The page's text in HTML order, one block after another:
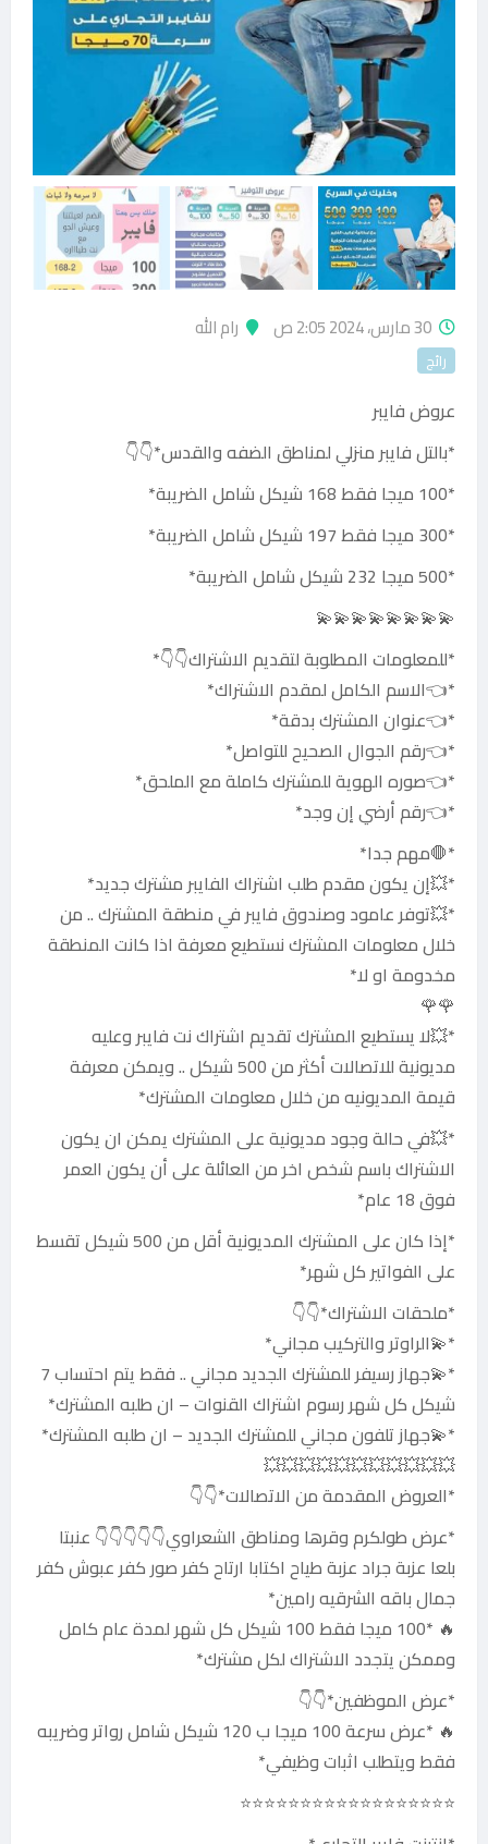
30 مارس، 2024 2:05 ص رام الله
رائج
عروض فايبر
*بالتل فايبر منزلي لمناطق الضفه والقدس*👇👇
*100 ميجا فقط 168 شيكل شامل الضريبة*
*300 ميجا فقط 197 شيكل شامل الضريبة*
*500 ميجا 232 شيكل شامل الضريبة*
💫💫💫💫💫💫💫💫
*للمعلومات المطلوبة لتقديم الاشتراك👇👇*
*👈الاسم الكامل لمقدم الاشتراك*
*👈عنوان المشترك بدقة*
*👈رقم الجوال الصحيح للتواصل*
*👈صوره الهوية للمشترك كاملة مع الملحق*
*👈رقم أرضي إن وجد*
*🛑مهم جدا*
*💥إن يكون مقدم طلب اشتراك الفايبر مشترك جديد*
*💥توفر عامود وصندوق فايبر في منطقة المشترك .. من
خلال معلومات المشترك نستطيع معرفة اذا كانت المنطقة
مخدومة او لا*
🌹🌹
*💥لا يستطيع المشترك تقديم اشتراك نت فايبر وعليه
مديونية للاتصالات أكثر من 500 شيكل .. ويمكن معرفة
قيمة المديونيه من خلال معلومات المشترك*
*💥في حالة وجود مديونية على المشترك يمكن ان يكون
الاشتراك باسم شخص اخر من العائلة على أن يكون العمر
فوق 18 عام*
*إذا كان على المشترك المديونية أقل من 500 شيكل تقسط
على الفواتير كل شهر*
*ملحقات الاشتراك*👇👇
*💫الراوتر والتركيب مجاني*
*💫جهاز رسيفر للمشترك الجديد مجاني .. فقط يتم احتساب 7
شيكل كل شهر رسوم اشتراك القنوات – ان طلبه المشترك*
*💫جهاز تلفون مجاني للمشترك الجديد – ان طلبه المشترك*
💥💥💥💥💥💥💥💥💥💥💥
*العروض المقدمة من الاتصالات*👇👇
*عرض طولكرم وقرها ومناطق الشعراوي👇👇👇👇👇 عنبتا
بلعا عزبة جراد عزبة طياح اكتابا ارتاح كفر صور كفر عبوش كفر
جمال باقه الشرقيه رامين*
🔥 *100 ميجا فقط 100 شيكل كل شهر لمدة عام كامل
وممكن يتجدد الاشتراك لكل مشترك*
*عرض الموظفين*👇👇
🔥 *عرض سرعة 100 ميجا ب 120 شيكل شامل رواتر وضريبه
فقط ويتطلب اثبات وظيفي*
⭐⭐⭐⭐⭐⭐⭐⭐⭐⭐⭐⭐⭐⭐⭐⭐⭐⭐